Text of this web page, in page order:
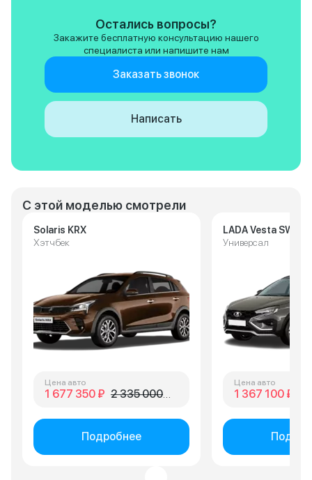
С этой моделью смотрели
Solaris KRX
Хэтчбек
Цена авто
1 677 350 ₽ 2 335 000 ₽
Подробнее
LADA Vesta SW
Универсал
Цена авто
1 367 100 ₽
Остались вопросы?
Закажите бесплатную консультацию нашего
специалиста или напишите нам
Заказать звонок
Написать